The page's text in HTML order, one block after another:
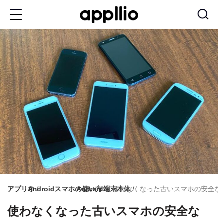
ン
コ
ン
テ
ン
ツ
に
移
動
アプリオAndroidスマホの使い方Android端末本体使わなくなった古いスマホの安全
使わなくなった古いスマホの安全な